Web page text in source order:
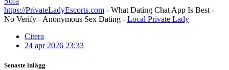
https://PrivateLadyEscorts.com - What Dating Chat App Is Best -
No Verify - Anonymous Sex Dating - Local Private Lady
Citera
24 apr 2026 23:33
Senaste inlägg